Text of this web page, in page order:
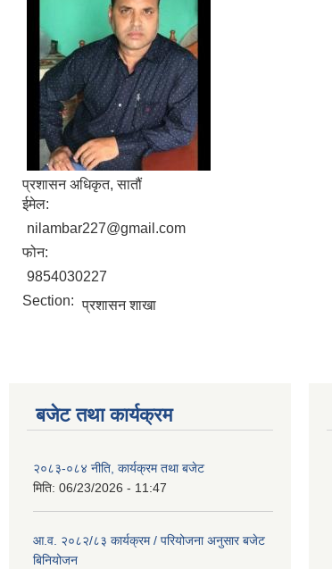
प्रशासन अधिकृत, सातौं
ईमेल:
nilambar227@gmail.com
फोन:
9854030227
Section: प्रशासन शाखा
बजेट तथा कार्यक्रम
२०८३-०८४ नीति, कार्यक्रम तथा बजेट
मिति: 06/23/2026 - 11:47
आ.व. २०८२/८३ कार्यक्रम / परियोजना अनुसार बजेट
बिनियोजन